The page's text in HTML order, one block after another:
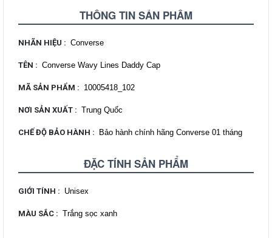
THÔNG TIN SẢN PHẨM
NHÃN HIỆU : Converse
TÊN : Converse Wavy Lines Daddy Cap
MÃ SẢN PHẨM : 10005418_102
NƠI SẢN XUẤT : Trung Quốc
CHẾ ĐỘ BẢO HÀNH : Bảo hành chính hãng Converse 01 tháng
ĐẶC TÍNH SẢN PHẨM
GIỚI TÍNH : Unisex
MÀU SẮC : Trắng sọc xanh